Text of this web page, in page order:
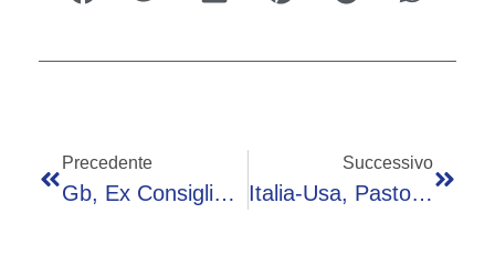
Precedente
Gb, Ex Consigliere Brown: “Starmer Ha Pagato Mancanza Visione, Burnham Rischia”
Successivo
Italia-Usa, Pastorelli (Atlantic Council): “Crisi Temporanea, Non Possono Rompere”